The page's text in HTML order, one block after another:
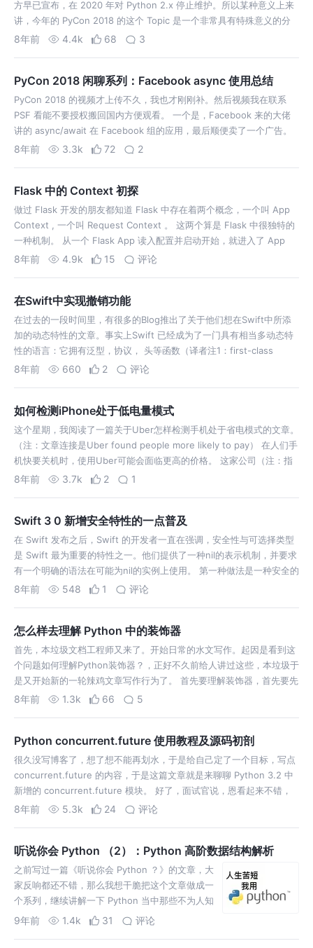
方早已宣布，在 2020 年对 Python 2.x 停止维护。所以某种意义上来
讲，今年的 PyCon 2018 的这个 Topic 是一个非常具有特殊意义的分
享 Python 3 首当其冲的问题便是版…
8年前 4.4k 68 3
PyCon 2018 闲聊系列：Facebook async 使用总结
PyCon 2018 的视频才上传不久，我也才刚刚补。然后视频我在联系
PSF 看能不要授权搬回国内方便观看。 一个是，Facebook 来的大佬
讲的 async/await 在 Facebook 组的应用，最后顺便卖了一个广告。
另外一个是 Django 组的大佬也来讲，关于…
8年前 3.3k 72 2
Flask 中的 Context 初探
做过 Flask 开发的朋友都知道 Flask 中存在着两个概念，一个叫 App
Context , 一个叫 Request Context 。 这两个算是 Flask 中很独特的
一种机制。 从一个 Flask App 读入配置并启动开始，就进入了 App
Context，在其…
8年前 4.9k 15 评论
在Swift中实现撤销功能
在过去的一段时间里，有很多的Blog推出了关于他们想在Swift中所添
加的动态特性的文章。事实上Swift 已经成为了一门具有相当多动态特
性的语言：它拥有泛型，协议， 头等函数（译者注1：first-class
function指函数可以向类一样作为参数传递），和包含很多可以的…
8年前 660 2 评论
如何检测iPhone处于低电量模式
这个星期，我阅读了一篇关于Uber怎样检测手机处于省电模式的文章。
（注：文章连接是Uber found people more likely to pay） 在人们手
机快要关机时，使用Uber可能会面临更高的价格。 这家公司（注：指
Uber）宣称他们不会利用手机是否处于节能模式…
8年前 3.7k 2 1
Swift 3 0 新增安全特性的一点普及
在 Swift 发布之后，Swift 的开发者一直在强调，安全性与可选择类型
是 Swift 最为重要的特性之一。他们提供了一种nil的表示机制，并要求
有一个明确的语法在可能为nil的实例上使用。 第一种做法是一种安全的
做法：它要求我们去拆解可选类型变量是为了访问基础值。第二种做…
8年前 548 1 评论
怎么样去理解 Python 中的装饰器
首先，本垃圾文档工程师又来了。开始日常的水文写作。起因是看到这
个问题如何理解Python装饰器？，正好不久前给人讲过这些，本垃圾于
是又开始新的一轮辣鸡文章写作行为了。 首先要理解装饰器，首先要先
理解在 Python 中很重要的一个概念就是：“函数是 First Class Me…
8年前 1.3k 66 5
Python concurrent.future 使用教程及源码初剖
很久没写博客了，想了想不能再划水，于是给自己定了一个目标，写点
concurrent.future 的内容，于是这篇文章就是来聊聊 Python 3.2 中
新增的 concurrent.future 模块。 好了，面试官说，恩看起来不错，
好了，我再改改题目，首先，我们不能阻塞主…
8年前 5.3k 24 评论
听说你会 Python （2）：Python 高阶数据结构解析
之前写过一篇《听说你会 Python ？》的文章，大
家反响都还不错，那么我想干脆把这个文章做成一
个系列，继续讲解一下 Python 当中那些不为人知
的细节吧。然后之前在和师父川爷讨论面试的时
9年前 1.4k 31 评论